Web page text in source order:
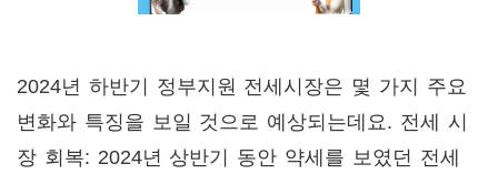
2024년 하반기 정부지원 전세시장은 몇 가지 주요
변화와 특징을 보일 것으로 예상되는데요. 전세 시
장 회복: 2024년 상반기 동안 약세를 보였던 전세